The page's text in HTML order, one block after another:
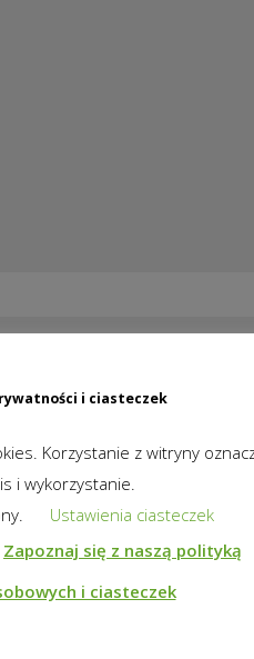
i ciasteczek
Korzystanie z witryny
i wykorzystanie.
Ustawienia ciasteczek
Zapoznaj się z naszą polityką
i ciasteczek